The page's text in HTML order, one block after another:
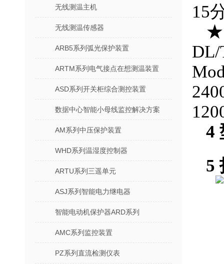
无线测温主机
无线测温传感器
ARB5系列弧光保护装置
ARTM系列电气接点在想测温装置
ASD系列开关柜综合测控装置
数据中心智能小母线监控解决方案
AM系列中压保护装置
WHD系列温湿度控制器
ARTU系列三遥单元
ASJ系列智能电力继电器
智能电动机保护器ARD系列
AMC系列监控装置
PZ系列直流检测仪表
15
★
4
5